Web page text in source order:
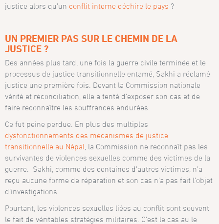
justice alors qu’un conflit interne déchire le pays ?
UN PREMIER PAS SUR LE CHEMIN DE LA
JUSTICE ?
Des années plus tard, une fois la guerre civile terminée et le
processus de justice transitionnelle entamé, Sakhi a réclamé
justice une première fois. Devant la Commission nationale
vérité et réconciliation, elle a tenté d’exposer son cas et de
faire reconnaître les souffrances endurées.
Ce fut peine perdue. En plus des multiples
dysfonctionnements des mécanismes de justice
transitionnelle au Népal , la Commission ne reconnaît pas les
survivantes de violences sexuelles comme des victimes de la
guerre. Sakhi, comme des centaines d’autres victimes, n’a
reçu aucune forme de réparation et son cas n’a pas fait l’objet
d’investigations.
Pourtant, les violences sexuelles liées au conflit sont souvent
le fait de véritables stratégies militaires. C’est le cas au le